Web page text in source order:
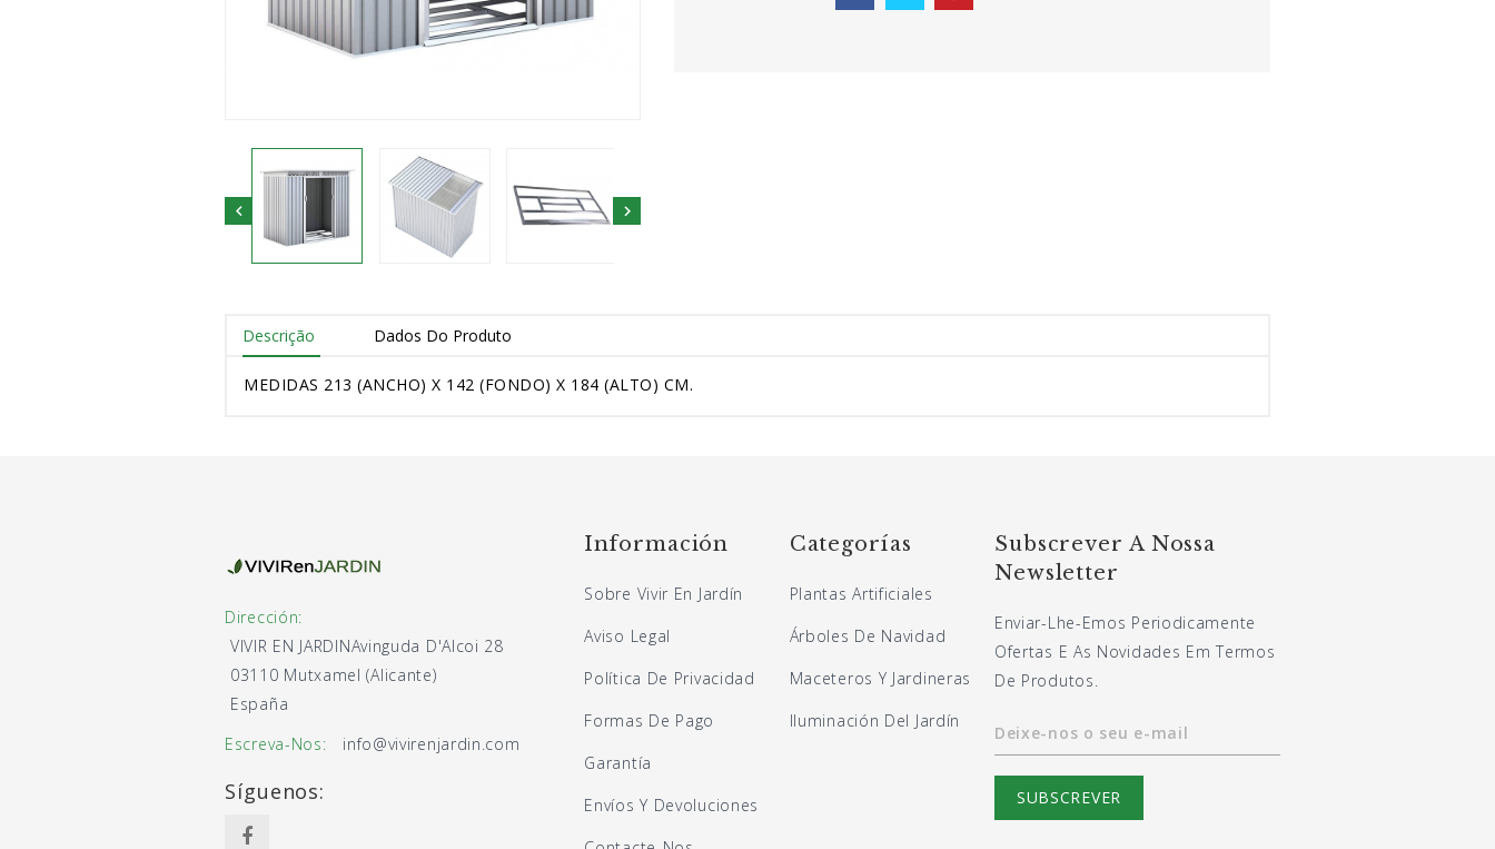
 
Descrição Dados Do Produto
MEDIDAS 213 (ANCHO) X 142 (FONDO) X 184 (ALTO) CM.
Dirección:
VIVIR EN JARDINAvinguda D'Alcoi 28
03110 Mutxamel (Alicante)
España
Escreva-Nos:
info@vivirenjardin.com
Síguenos:
Información
Sobre Vivir En Jardín
Aviso Legal
Política De Privacidad
Formas De Pago
Garantía
Envíos Y Devoluciones
Categorías
Plantas Artificiales
Árboles De Navidad
Maceteros Y Jardineras
Iluminación Del Jardín
Subscrever A Nossa
Newsletter
Enviar-Lhe-Emos Periodicamente
Ofertas E As Novidades Em Termos
De Produtos.
Deixe-nos o seu e-mail